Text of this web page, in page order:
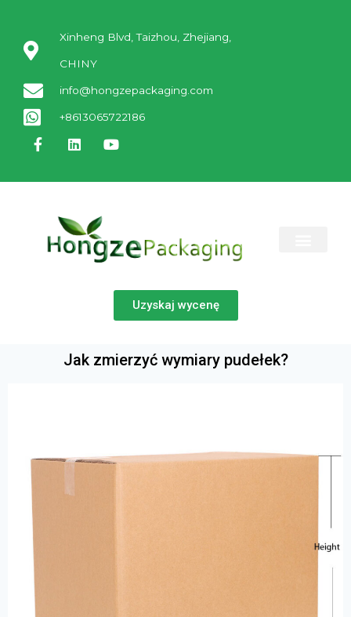
Xinheng Blvd, Taizhou, Zhejiang,
CHINY
info@hongzepackaging.com
+8613065722186
Uzyskaj wycenę
Jak zmierzyć wymiary pudełek?